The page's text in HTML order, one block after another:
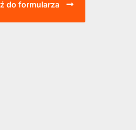
do formularza